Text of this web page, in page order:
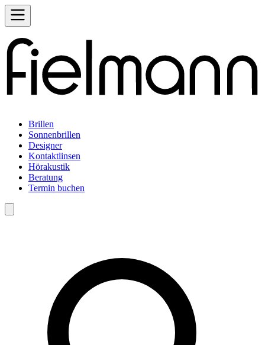
Brillen
Sonnenbrillen
Designer
Kontaktlinsen
Hörakustik
Beratung
Termin buchen